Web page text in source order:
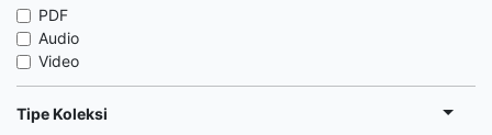
PDF
Audio
Video
Tipe Koleksi